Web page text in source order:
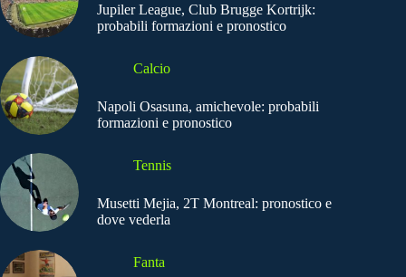
Jupiler League, Club Brugge Kortrijk:
probabili formazioni e pronostico
Calcio
Napoli Osasuna, amichevole: probabili
formazioni e pronostico
Tennis
Musetti Mejia, 2T Montreal: pronostico e
dove vederla
Fanta